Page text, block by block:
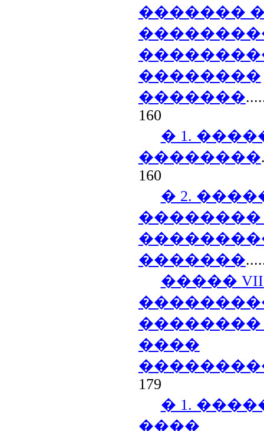
�������
��������
�������
160
� 1.
��������
160
� 2.
�������
����� VII
����
179
� 1.
����